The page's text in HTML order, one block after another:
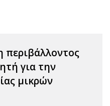
περιβάλλοντος
για την
μικρών